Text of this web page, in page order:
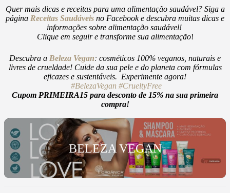
Quer mais dicas e receitas para uma alimentação saudável? Siga a
página Receitas Saudáveis no Facebook e descubra muitas dicas e
informações sobre alimentação saudável!
Clique em seguir e transforme sua alimentação!
Descubra a Beleza Vegan: cosméticos 100% veganos, naturais e
livres de crueldade! Cuide da sua pele e do planeta com fórmulas
eficazes e sustentáveis. Experimente agora!
#BelezaVegan #CrueltyFree
Cupom PRIMEIRA15 para desconto de 15% na sua primeira
compra!
BELEZA VEGAN